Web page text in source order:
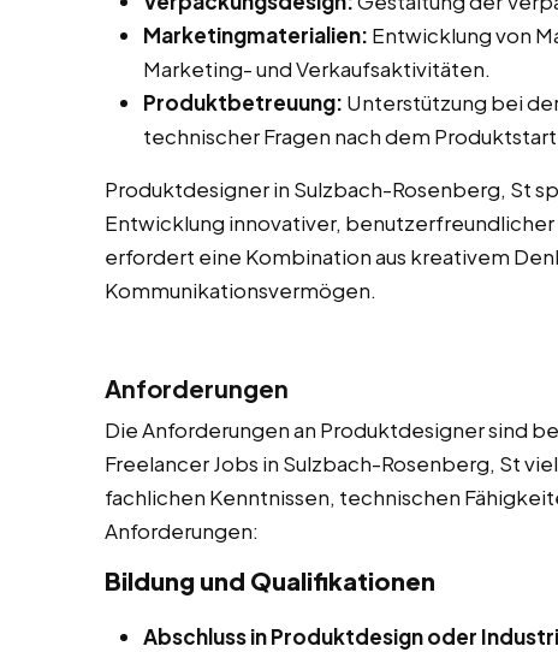
Marketingmaterialien: Entwicklung von
Marketing- und Verkaufsaktivitäten.
Produktbetreuung: Unterstützung bei
technischer Fragen nach dem
Produktdesigner in Sulzbach-Rosenberg, St
Entwicklung innovativer,
erfordert eine Kombination aus kreativem
Kommunikationsvermögen.
Anforderungen
Die Anforderungen an Produktdesigner sind
Freelancer Jobs in Sulzbach-Rosenberg, St
fachlichen Kenntnissen, technischen
Anforderungen:
Bildung und Qualifikationen
Abschluss in Produktdesign oder